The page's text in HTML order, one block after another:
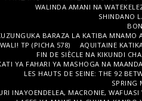
WALINDA AMANI NA
SHINDANO
BARAZA LA KATIBA
TP (PICHA 578)
AQUITAINE
FIN DE SIÈCLE NA KIKUNDI
YA FAHARI YA MASHOGA NA
LES HAUTS DE SEINE: THE 92
SPRING
INAYOENDELEA, MACRONIE,